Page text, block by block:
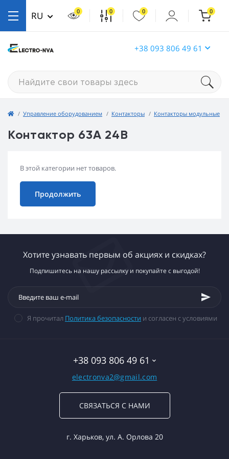
+38 093 806 49 61
RU 0 0 0 0
Управление оборудованием Контакторы Контакторы модульные
Контактор 63А 24В
В этой категории нет товаров.
Продолжить
Хотите узнавать первым об акциях и скидках?
Подпишитесь на нашу рассылку и покупайте с выгодой!
Я прочитал Политика безопасности и согласен с условиями
+38 093 806 49 61
electronva2@gmail.com
СВЯЗАТЬСЯ С НАМИ
г. Харьков, ул. А. Орлова 20